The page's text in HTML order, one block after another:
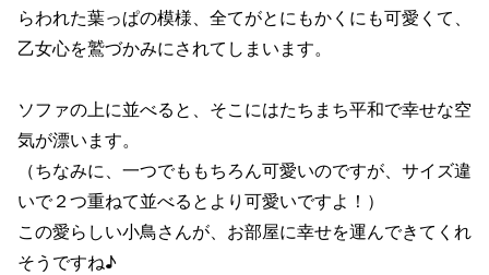
らわれた葉っぱの模様、全てがとにもかくにも可愛くて、
乙女心を鷲づかみにされてしまいます。
ソファの上に並べると、そこにはたちまち平和で幸せな空
気が漂います。
（ちなみに、一つでももちろん可愛いのですが、サイズ違
いで２つ重ねて並べるとより可愛いですよ！）
この愛らしい小鳥さんが、お部屋に幸せを運んできてくれ
そうですね♪